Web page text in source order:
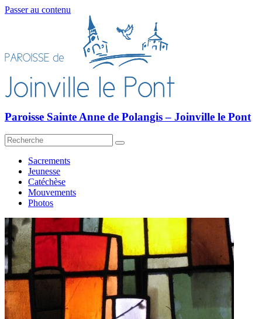
Passer au contenu
Paroisse Sainte Anne de Polangis – Joinville le Pont
Sacrements
Jeunesse
Catéchèse
Mouvements
Photos